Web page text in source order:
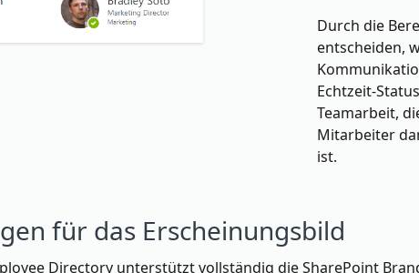
Durch die
entscheiden,
Echtzeit-
Teamarbeit,
Mitarbeiter
ist.
für das Erscheinungsbild
Directory unterstützt vollständig die SharePoint